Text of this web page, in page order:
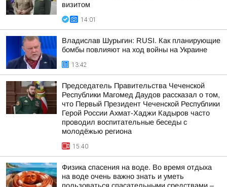
визитом
14:01
Владислав Шурыгин: RUSI. Как планирующие
бомбы повлияют на ход войны на Украине
13:42
Председатель Правительства Чеченской
Республики Магомед Даудов рассказал о том,
что Первый Президент Чеченской Республики
Герой России Ахмат-Хаджи Кадыров часто
проводил воспитательные беседы с
молодёжью региона
15:40
Физика спасения на воде. Во время отдыха
на воде очень важно знать и уметь